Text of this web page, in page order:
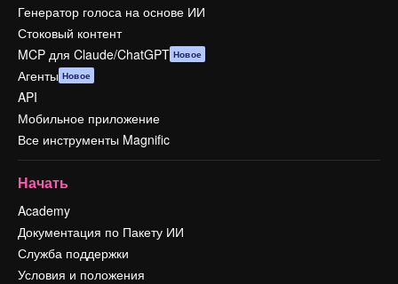
Генератор голоса на основе ИИ
Стоковый контент
MCP для Claude/ChatGPT Новое
Агенты Новое
API
Мобильное приложение
Все инструменты Magnific
Начать
Academy
Документация по Пакету ИИ
Служба поддержки
Условия и положения